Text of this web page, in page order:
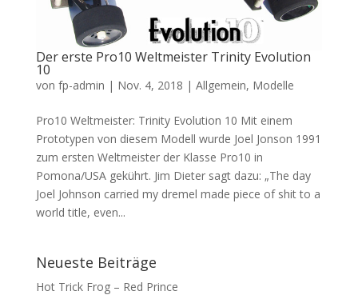
Der erste Pro10 Weltmeister Trinity Evolution
10
von fp-admin | Nov. 4, 2018 | Allgemein, Modelle
Pro10 Weltmeister: Trinity Evolution 10 Mit einem
Prototypen von diesem Modell wurde Joel Jonson 1991
zum ersten Weltmeister der Klasse Pro10 in
Pomona/USA gekührt. Jim Dieter sagt dazu: „The day
Joel Johnson carried my dremel made piece of shit to a
world title, even...
Neueste Beiträge
Hot Trick Frog – Red Prince